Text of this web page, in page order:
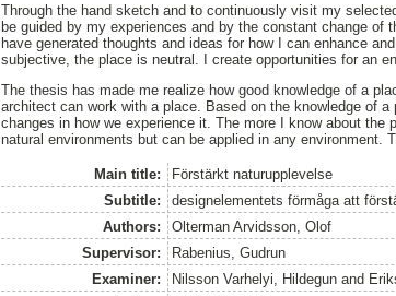
Through the hand sketch and to continuously visit my
be guided by my experiences and by the constant change
have generated thoughts and ideas for how I can enhance
subjective, the place is neutral. I create opportunities for an
The thesis has made me realize how good knowledge of a
architect can work with a place. Based on the knowledge of
changes in how we experience it. The more I know about
natural environments but can be applied in any environment.
Main title:
Förstärkt naturupplevelse
Subtitle:
designelementets förmåga att
Authors:
Olterman Arvidsson, Olof
Supervisor:
Rabenius, Gudrun
Examiner:
Nilsson Varhelyi, Hildegunand